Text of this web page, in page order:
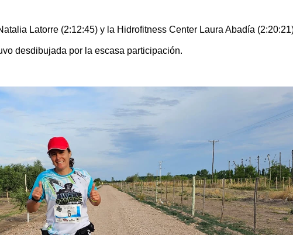
Latorre (2:12:45) y la Hidrofitness Center Laura Abadía
desdibujada por la escasa participación.